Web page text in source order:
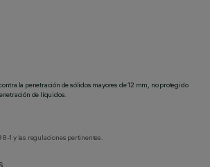
la penetración de sólidos mayores de 12 mm, no protegido
de líquidos.
1 y las regulaciones pertinentes.